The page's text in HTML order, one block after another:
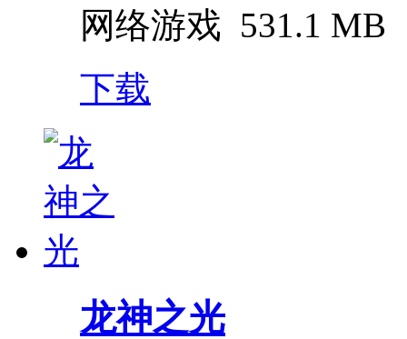
网络游戏 531.1 MB
下载
龙神之光